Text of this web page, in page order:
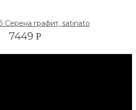
графит, satinato
7449 Р